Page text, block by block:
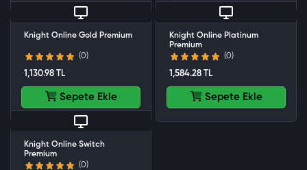
Knight Online Gold Premium
(0)
1,130.98 TL
Sepete Ekle
Knight Online Platinum
Premium
(0)
1,584.28 TL
Sepete Ekle
Knight Online Switch
Premium
(0)